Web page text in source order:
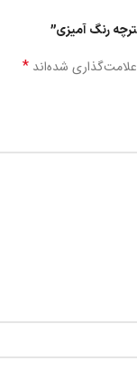
رنگ آمیزی”
شده‌اند *